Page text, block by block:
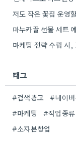
태그
#검색광고 #네이
#마케팅
#직업종류
#소자본창업